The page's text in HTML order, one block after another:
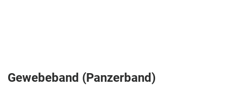
Gewebeband (Panzerband)